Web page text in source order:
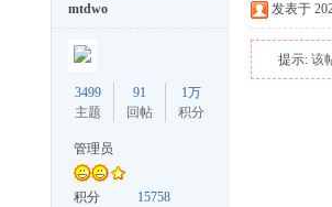
mtdwo
3499
主题
91
回帖
1万
积分
管理员
积分 15758
发表于
提示: 该